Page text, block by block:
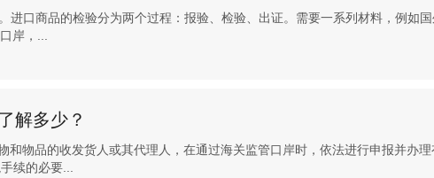
进口商品的检验分为两个过程：报验、检验、出证。需要一系列材料，例如
岸，...
解多少？
和物品的收发货人或其代理人，在通过海关监管口岸时，依法进行申报并办
续的必要...